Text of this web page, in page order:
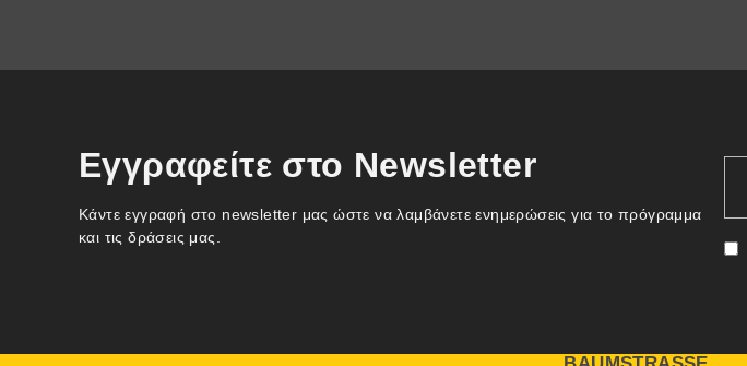
Εγγραφείτε στο Newsletter
Κάντε εγγραφή στο newsletter μας ώστε να λαμβάνετε ενημερώσεις για το πρόγραμμα
και τις δράσεις μας.